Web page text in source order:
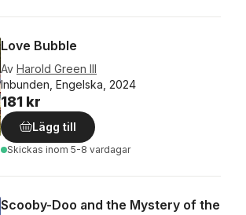
Love Bubble
Av Harold Green III
Inbunden, Engelska, 2024
181 kr
Lägg till
Skickas inom 5-8 vardagar
Scooby-Doo and the Mystery of the